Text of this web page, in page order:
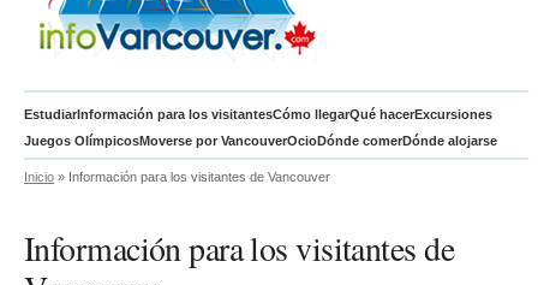
EstudiarInformación para los visitantesCómo llegarQué hacerExcursiones
Juegos OlímpicosMoverse por VancouverOcioDónde comerDónde alojarse
Inicio » Información para los visitantes de Vancouver
Información para los visitantes de